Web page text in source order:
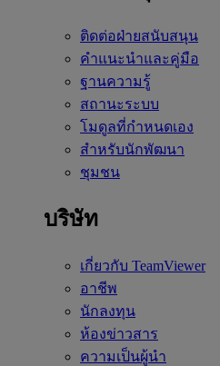
ติดต่อฝ่ายสนับสนุน
คำแนะนำและคู่มือ
ฐานความรู้
สถานะระบบ
โมดูลที่กำหนดเอง
สำหรับนักพัฒนา
ชุมชน
บริษัท
เกี่ยวกับ TeamViewer
อาชีพ
นักลงทุน
ห้องข่าวสาร
ความเป็นผู้นำ